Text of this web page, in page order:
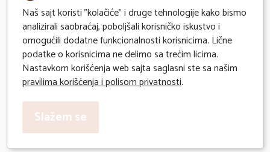
Materijal
Finoća
Gramaža
Belo zlato
585/1000
Kupovina na 6 mesečnih rata karticama Banke Intese
Očekivano vreme isporuke 2 radna dana
Deklaracija:
Naš sajt koristi "kolačiće" i druge tehnologije kako bismo
analizirali saobraćaj, poboljšali korisničko iskustvo i
omogućili dodatne funkcionalnosti korisnicima. Lične
podatke o korisnicima ne delimo sa trećim licima.
Nastavkom korišćenja web sajta saglasni ste sa našim
pravilima korišćenja i polisom privatnosti.
Slažem se